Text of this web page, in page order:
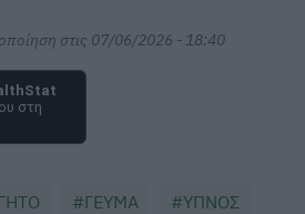
στις 07/06/2026 - 18:40
στη
ΓΕΥΜΑ ΥΠΝΟΣ